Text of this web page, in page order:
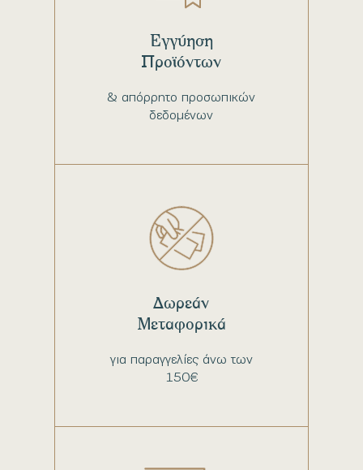
& απόρρητο προσωπικών
δεδομένων
Εγγύηση
Προϊόντων
για παραγγελίες άνω των
150€
Δωρεάν
Μεταφορικά